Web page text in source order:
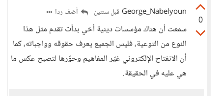
0
George_Nabelyoun قبل سنتين أضف ردا
سمعت أن هناك مؤسسات دينية أخي بدأت تقدم مثل هذا
النوع من التوعية، فليس الجميع يعرف حقوقه وواجباته، كما
أن الانفتاح الإلكتروني غيّر المفاهيم وحوّرها لتصبح عكس ما
هي عليه في الحقيقة.